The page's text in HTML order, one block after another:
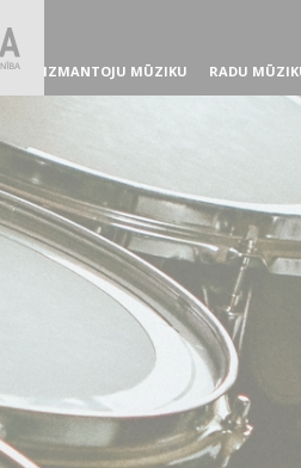
IZMANTOJU MŪZIKU RADU